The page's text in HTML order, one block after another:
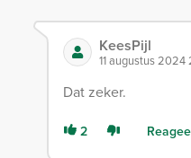
KeesPijl
11 augustus 2024
Dat zeker.
2